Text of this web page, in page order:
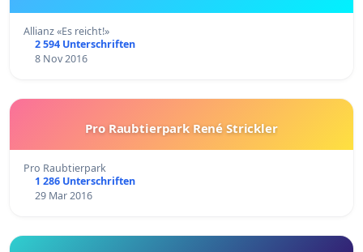
Allianz «Es reicht!»
2 594 Unterschriften
8 Nov 2016
Pro Raubtierpark René Strickler
Pro Raubtierpark
1 286 Unterschriften
29 Mar 2016